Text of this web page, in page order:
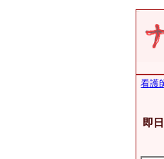
看護
即